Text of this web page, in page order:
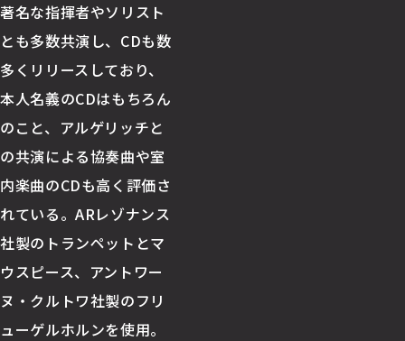
著名な指揮者やソリスト
とも多数共演し、CDも数
多くリリースしており、
本人名義のCDはもちろん
のこと、アルゲリッチと
の共演による協奏曲や室
内楽曲のCDも高く評価さ
れている。ARレゾナンス
社製のトランペットとマ
ウスピース、アントワー
ヌ・クルトワ社製のフリ
ューゲルホルンを使用。